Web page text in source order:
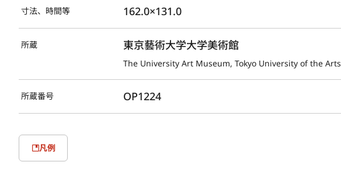
寸法、時間等 162.0×131.0
所蔵 東京藝術大学大学美術館
The University Art Museum, Tokyo University of the Arts
所蔵番号 OP1224
凡例